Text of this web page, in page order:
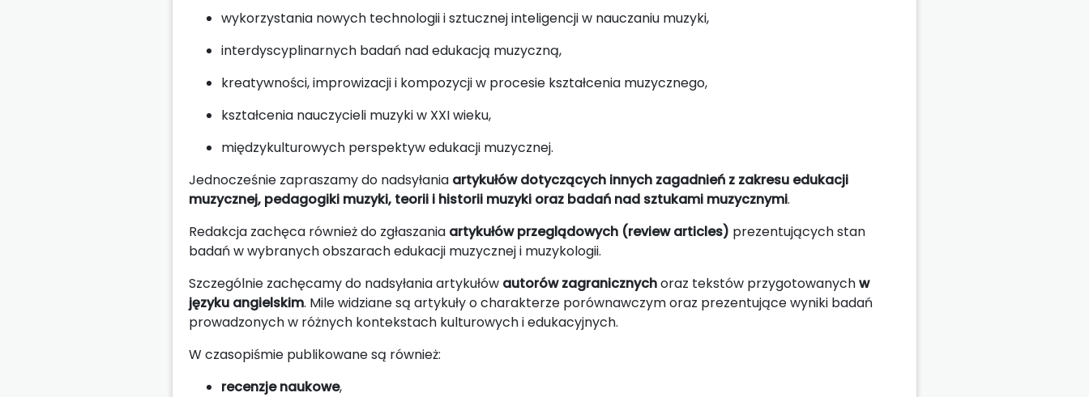
wykorzystania nowych technologii i sztucznej inteligencji w nauczaniu muzyki,
interdyscyplinarnych badań nad edukacją muzyczną,
kreatywności, improwizacji i kompozycji w procesie kształcenia muzycznego,
kształcenia nauczycieli muzyki w XXI wieku,
międzykulturowych perspektyw edukacji muzycznej.
Jednocześnie zapraszamy do nadsyłania artykułów dotyczących innych zagadnień z zakresu edukacji
muzycznej, pedagogiki muzyki, teorii i historii muzyki oraz badań nad sztukami muzycznymi.
Redakcja zachęca również do zgłaszania artykułów przeglądowych (review articles) prezentujących stan
badań w wybranych obszarach edukacji muzycznej i muzykologii.
Szczególnie zachęcamy do nadsyłania artykułów autorów zagranicznychoraz tekstów przygotowanychw
języku angielskim. Mile widziane są artykuły o charakterze porównawczym oraz prezentujące wyniki badań
prowadzonych w różnych kontekstach kulturowych i edukacyjnych.
W czasopiśmie publikowane są również:
recenzje naukowe,